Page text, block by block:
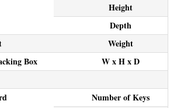
Height
Depth
Weight
Box
W x H x D
Number of Keys